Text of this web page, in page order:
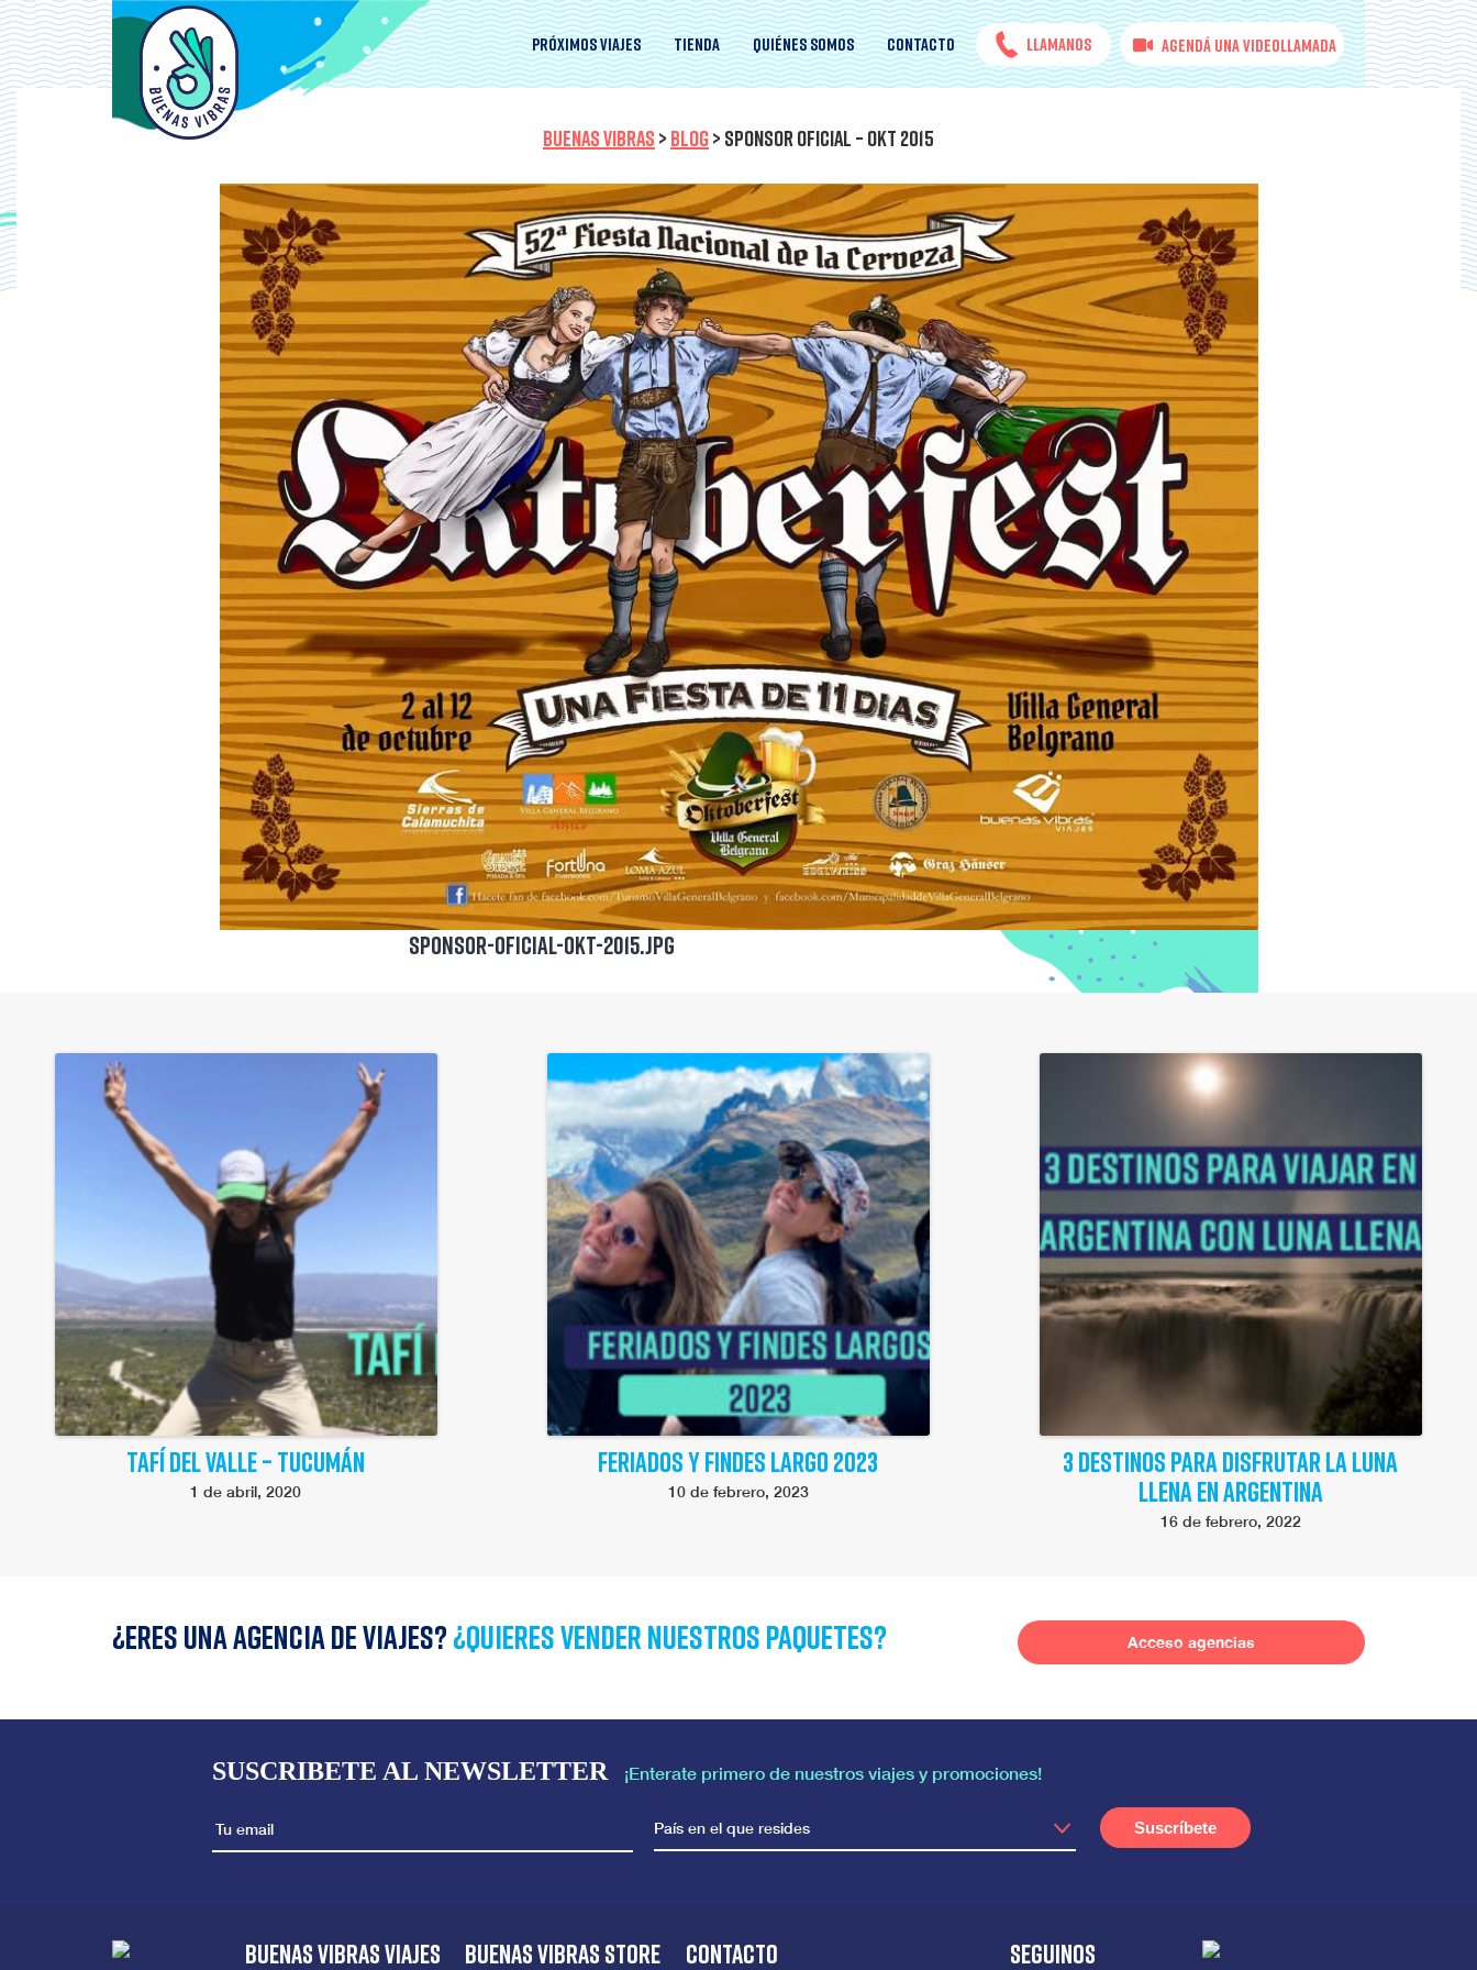
Próximos viajes Tienda Quiénes somos Contacto Llamanos Agendá una videollamada
BUENAS VIBRAS > BLOG> SPONSOR OFICIAL – OKT 2015
SPONSOR-OFICIAL-OKT-2015.jpg
TAFÍ DEL VALLE – TUCUMÁN
1 de abril, 2020
FERIADOS Y FINDES LARGO 2023
10 de febrero, 2023
3 DESTINOS PARA DISFRUTAR LA LUNA
LLENA EN ARGENTINA
16 de febrero, 2022
¿Eres una agencia de viajes?¿quieres vender nuestros paquetes? Acceso agencias
SUSCRIBETE AL NEWSLETTER ¡Enterate primero de nuestros viajes y promociones!
País en el que resides
BUENAS VIBRAS VIAJES BUENAS VIBRAS STORE CONTACTO SEGUINOS